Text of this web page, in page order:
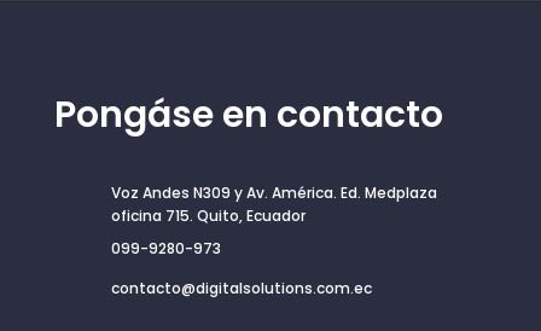
Pongáse en contacto
Voz Andes N309 y Av. América. Ed. Medplaza
oficina 715. Quito, Ecuador
099-9280-973
contacto@digitalsolutions.com.ec